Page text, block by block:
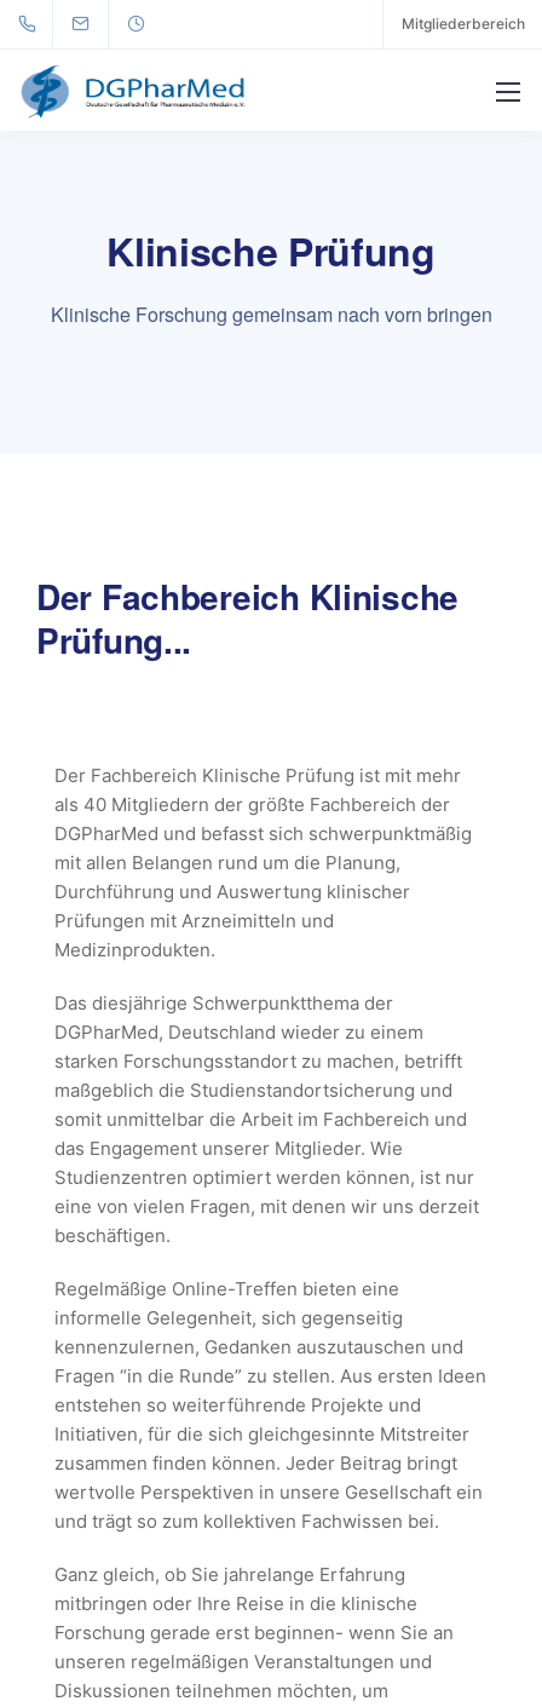
Mitgliederbereich
Klinische Prüfung
Klinische Forschung gemeinsam nach vorn bringen
Der Fachbereich Klinische
Prüfung...
Der Fachbereich Klinische Prüfung ist mit mehr
als 40 Mitgliedern der größte Fachbereich der
DGPharMed und befasst sich schwerpunktmäßig
mit allen Belangen rund um die Planung,
Durchführung und Auswertung klinischer
Prüfungen mit Arzneimitteln und
Medizinprodukten.
Das diesjährige Schwerpunktthema der
DGPharMed, Deutschland wieder zu einem
starken Forschungsstandort zu machen, betrifft
maßgeblich die Studienstandortsicherung und
somit unmittelbar die Arbeit im Fachbereich und
das Engagement unserer Mitglieder. Wie
Studienzentren optimiert werden können, ist nur
eine von vielen Fragen, mit denen wir uns derzeit
beschäftigen.
Regelmäßige Online-Treffen bieten eine
informelle Gelegenheit, sich gegenseitig
kennenzulernen, Gedanken auszutauschen und
Fragen “in die Runde” zu stellen. Aus ersten Ideen
entstehen so weiterführende Projekte und
Initiativen, für die sich gleichgesinnte Mitstreiter
zusammen finden können. Jeder Beitrag bringt
wertvolle Perspektiven in unsere Gesellschaft ein
und trägt so zum kollektiven Fachwissen bei.
Ganz gleich, ob Sie jahrelange Erfahrung
mitbringen oder Ihre Reise in die klinische
Forschung gerade erst beginnen- wenn Sie an
unseren regelmäßigen Veranstaltungen und
Diskussionen teilnehmen möchten, um